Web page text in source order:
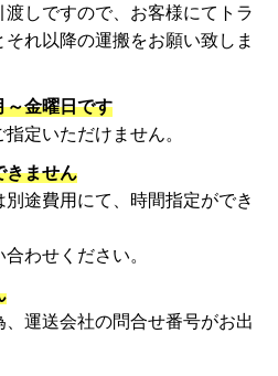
渡しですので、お客様にてトラ
れ以降の運搬をお願い致しま
～金曜日です
定いただけません。
きません
途費用にて、時間指定ができ
わせください。
運送会社の問合せ番号がお出